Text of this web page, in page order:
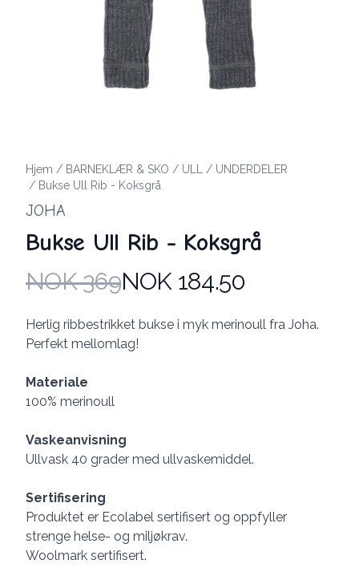
Hjem / BARNEKLÆR & SKO / ULL / UNDERDELER
/ Bukse Ull Rib - Koksgrå
JOHA
Bukse Ull Rib - Koksgrå
Produktdetaljer
NOK 369NOK 184.50
Description
Herlig ribbestrikket bukse i myk merinoull fra Joha.
Perfekt mellomlag!
Materiale
100% merinoull
Vaskeanvisning
Ullvask 40 grader med ullvaskemiddel.
Sertifisering
Produktet er Ecolabel sertifisert og oppfyller
strenge helse- og miljøkrav.
Woolmark sertifisert.